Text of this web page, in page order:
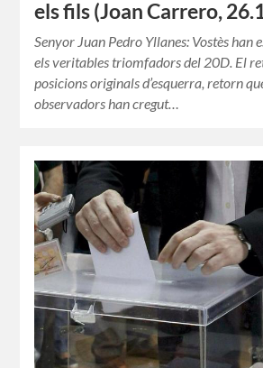
els fils (Joan Carrero,
Senyor Juan Pedro Yllanes: Vostès han
els veritables triomfadors del 20D. El
posicions originals d’esquerra, retorn
observadors han cregut…